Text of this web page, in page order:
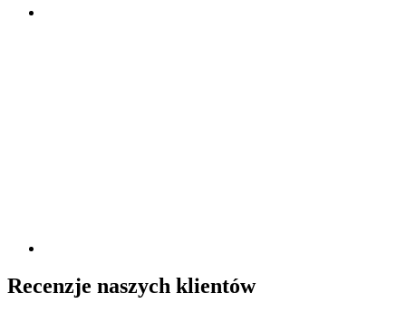
Recenzje naszych klientów